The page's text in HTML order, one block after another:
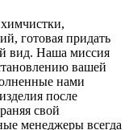
готовая придать
вид. Наша миссия
вашей
нами
после
свой
менеджеры всегда